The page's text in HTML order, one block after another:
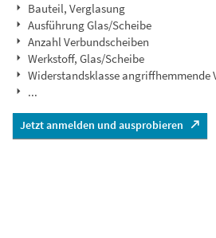
Bauteil, Verglasung
Ausführung Glas/Scheibe
Anzahl Verbundscheiben
Werkstoff, Glas/Scheibe
Widerstandsklasse angriffhemmende
...
Jetzt anmelden und ausprobieren